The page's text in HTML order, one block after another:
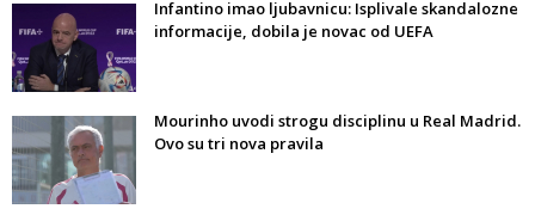
Infantino imao ljubavnicu: Isplivale skandalozne
informacije, dobila je novac od UEFA
Mourinho uvodi strogu disciplinu u Real Madrid.
Ovo su tri nova pravila